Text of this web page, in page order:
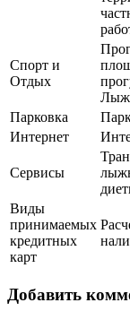
Спорт и
Отдых
Парковка
Интернет
Сервисы
Виды
принимаемых
кредитных
карт
Добавить